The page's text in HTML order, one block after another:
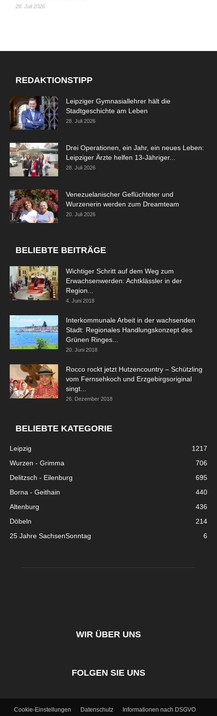
28. Juli 2026
REDAKTIONSTIPP
Leipziger Gymnasiallehrer hält die
Stadtgeschichte am Leben
28. Juli 2026
Drei Operationen, ein Jahr, ein neues Leben:
Leipziger Ärzte helfen 13-Jähriger...
28. Juli 2026
Venezuelanischer Geflüchteter und
Wurzenerin werden zum Dreamteam
20. Juli 2026
BELIEBTE BEITRÄGE
Wichtiger Schritt auf dem Weg zum
Erwachsenwerden: Achtklässler in der
Region...
4. Juni 2018
Interkommunale Arbeit in der wachsenden
Stadt: Regionales Handlungskonzept des
Grünen Ringes...
20. Juni 2018
Rocco rockt jetzt Hutzencountry – Schützling
vom Fernsehkoch und Erzgebirgsoriginal
singt...
26. Dezember 2018
BELIEBTE KATEGORIE
Leipzig
1217
Wurzen - Grimma
706
Delitzsch - Eilenburg
695
Borna - Geithain
440
Altenburg
436
Döbeln
214
25 Jahre SachsenSonntag
6
WIR ÜBER UNS
FOLGEN SIE UNS
Cookie-Einstellungen Datenschutz Informationen nach DSGVO